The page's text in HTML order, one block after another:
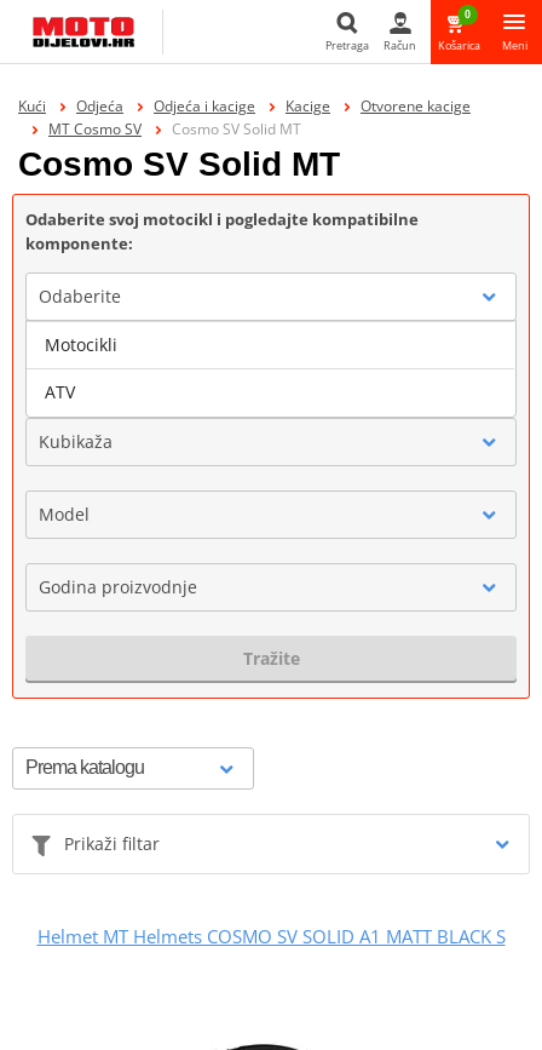
Pretraga
Pretraga Račun
0
Košarica Meni
Kući Odjeća Odjeća i kacige Kacige
Otvorene kacige
MT Cosmo SV
Cosmo SV Solid MT
Cosmo SV Solid MT
Odaberite svoj motocikl i pogledajte kompatibilne
komponente:
Odaberite
Marka
Kubikaža
Model
Godina proizvodnje
Tražite
Prikaži filtar
Helmet MT Helmets COSMO SV SOLID A1 MATT BLACK S
Motocikli
ATV